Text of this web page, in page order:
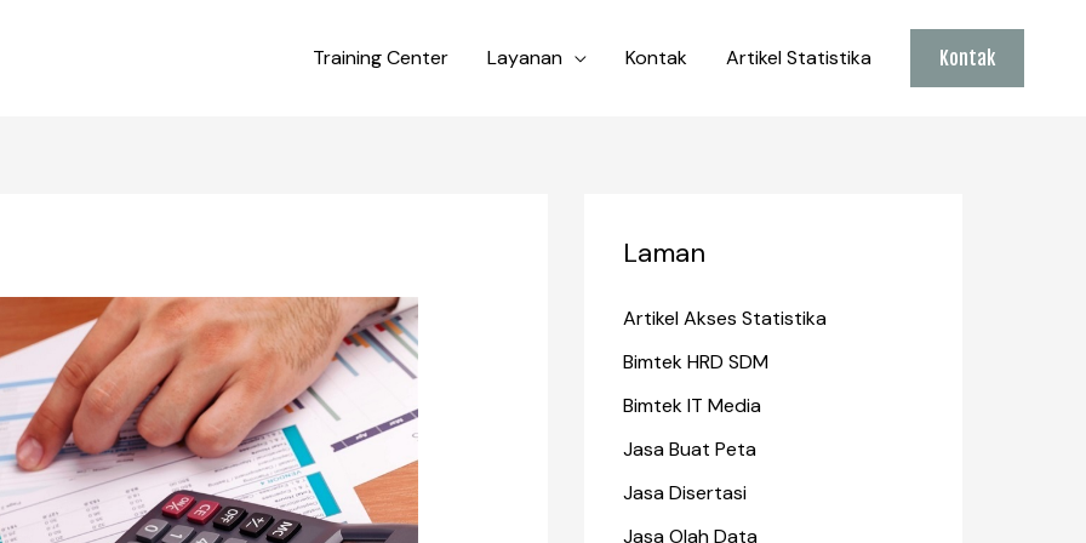
Training Center Layanan Kontak Artikel Statistika Kontak
Laman
Artikel Akses Statistika
Bimtek HRD SDM
Bimtek IT Media
Jasa Buat Peta
Jasa Disertasi
Jasa Olah Data